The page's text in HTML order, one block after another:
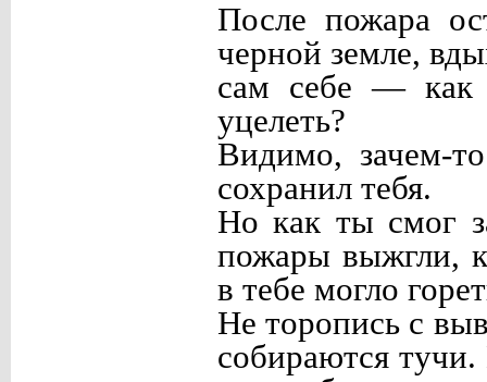
После пожара
черной земле,
сам себе — как
уцелеть?
Видимо, зачем-
сохранил тебя.
Но как ты смог
пожары выжгли,
в тебе могло
Не торопись с
собираются